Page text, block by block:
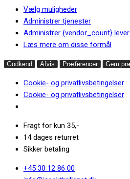
Vælg muligheder
Administrer tjenester
Administrer {vendor_count}
Læs mere om disse formål
Godkend Afvis Præferencer Gem
Cookie- og privatlivsbetingelser
Cookie- og privatlivsbetingelser
Fragt for kun 35,-
14 dages returret
Sikker betaling
+45 30 12 86 00